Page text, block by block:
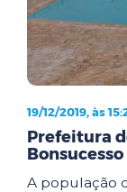
19/12/2019, às
Prefeitura
A população